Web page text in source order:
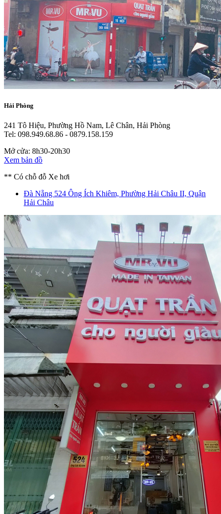
Hải Phòng
241 Tô Hiệu, Phường Hồ Nam, Lê Chân, Hải Phòng
Tel: 098.949.68.86 - 0879.158.159
Mở cửa: 8h30-20h30
Xem bản đồ
** Có chỗ đỗ Xe hơi
Đà Nẵng 524 Ông Ích Khiêm, Phường Hải Châu II, Quận
Hải Châu